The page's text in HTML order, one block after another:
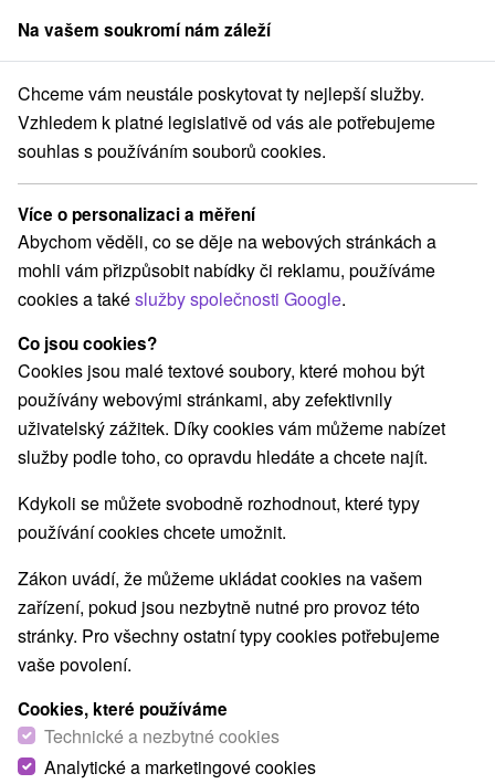
člen skupinySorger
Edenred, karta Up, fpoho, Benefit Management Prešovský kraj
Pobyty Rekreačný poukaz - platba
kartou Edenred, karta Up, fpoho,
Benefit Management Prešovský
kraj
E-mail
heslo
PŘIHLÁSIT SE
Zapomněl jsem heslo
Nejprodávanější
1.
Na vašem soukromí nám záleží
Chceme vám neustále poskytovat ty nejlepší služby.
Vzhledem k platné legislativě od vás ale potřebujeme
souhlas s používáním souborů cookies.
Více o personalizaci a měření
Abychom věděli, co se děje na webových stránkách a
mohli vám přizpůsobit nabídky či reklamu, používáme
cookies a takéslužby společnosti Google.
Co jsou cookies?
Cookies jsou malé textové soubory, které mohou být
používány webovými stránkami, aby zefektivnily
uživatelský zážitek. Díky cookies vám můžeme nabízet
služby podle toho, co opravdu hledáte a chcete najít.
Kdykoli se můžete svobodně rozhodnout, které typy
používání cookies chcete umožnit.
Zákon uvádí, že můžeme ukládat cookies na vašem
zařízení, pokud jsou nezbytně nutné pro provoz této
stránky. Pro všechny ostatní typy cookies potřebujeme
vaše povolení.
Cookies, které používáme
Technické a nezbytné cookies
Analytické a marketingové cookies